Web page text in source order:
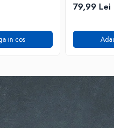
in cos
79,99 Lei